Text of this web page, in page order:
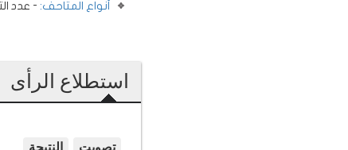
أنواع المتاحف: - عدد
استطلاع الرأى